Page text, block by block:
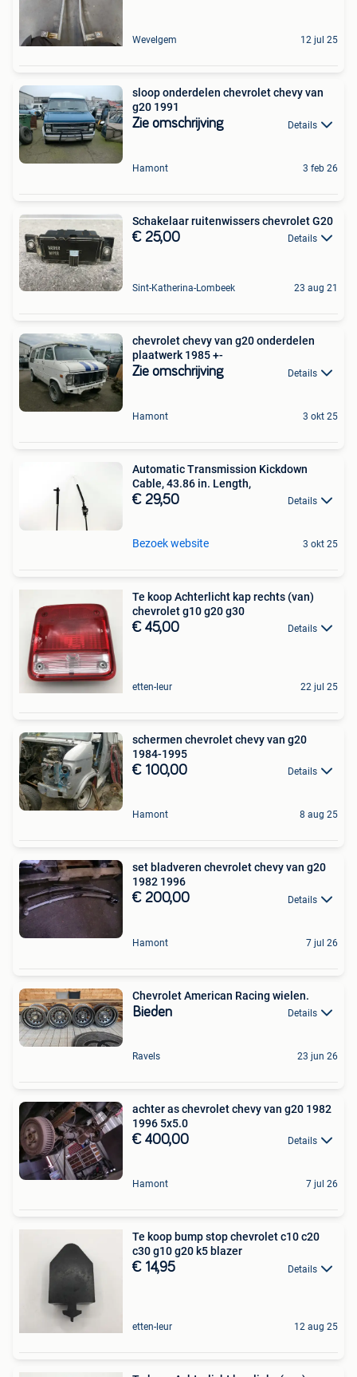
Wevelgem 12 jul 25
sloop onderdelen chevrolet chevy van
g20 1991
Zie omschrijving Details
Hamont 3 feb 26
Schakelaar ruitenwissers chevrolet G20
€ 25,00 Details
Sint-Katherina-Lombeek 23 aug 21
chevrolet chevy van g20 onderdelen
plaatwerk 1985 +-
Zie omschrijving Details
Hamont 3 okt 25
Automatic Transmission Kickdown
Cable, 43.86 in. Length,
€ 29,50 Details
Bezoek website 3 okt 25
Te koop Achterlicht kap rechts (van)
chevrolet g10 g20 g30
€ 45,00 Details
etten-leur 22 jul 25
schermen chevrolet chevy van g20
1984-1995
€ 100,00 Details
Hamont 8 aug 25
set bladveren chevrolet chevy van g20
1982 1996
€ 200,00 Details
Hamont 7 jul 26
Chevrolet American Racing wielen.
Bieden Details
Ravels 23 jun 26
achter as chevrolet chevy van g20 1982
1996 5x5.0
€ 400,00 Details
Hamont 7 jul 26
Te koop bump stop chevrolet c10 c20
c30 g10 g20 k5 blazer
€ 14,95 Details
etten-leur 12 aug 25